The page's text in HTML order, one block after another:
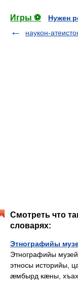
Игры ⚽
Нужен
наукон-
Смотреть что
словарях:
Этнографийы
Этнографийы
этносы историйы,
æмбырд кæны,